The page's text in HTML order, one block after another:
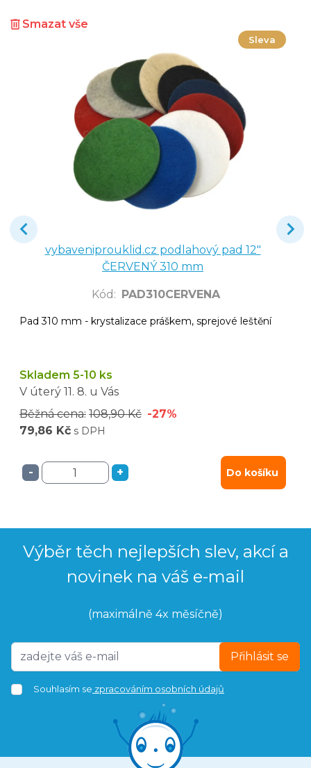
Smazat vše
Sleva
vybaveniprouklid.cz podlahový pad 12"
ČERVENÝ 310 mm
Kód : PAD310CERVENA
Pad 310 mm - krystalizace práškem, sprejové leštění
Skladem 5-10 ks
V úterý 11. 8. u Vás
Běžná cena: 108,90 Kč -27%
79,86 Kč s DPH
- + Do košíku
Výběr těch nejlepších slev, akcí a
novinek na váš e-mail
(maximálně 4x měsíčně)
Přihlásit se
Souhlasím se zpracováním osobních údajů